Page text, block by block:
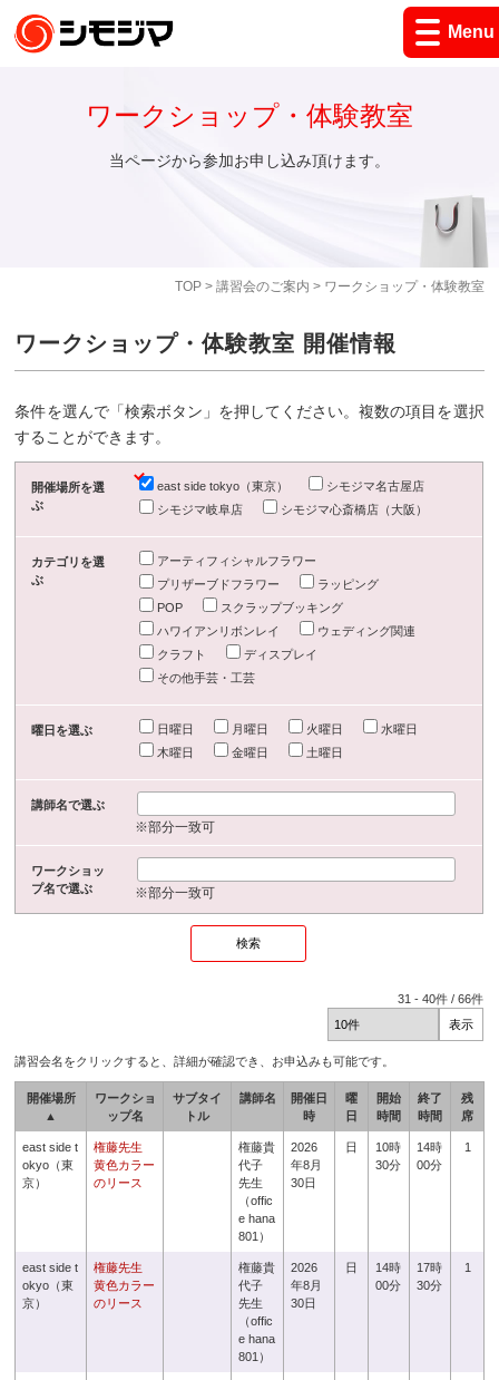
Menu
TOP> 講習会のご案内 > ワークショップ・体験教室
ワークショップ・体験教室
当ページから参加お申し込み頂けます。
ワークショップ・体験教室 開催情報
条件を選んで「検索ボタン」を押してください。複数の項目を選択
することができます。
開催場所を選
ぶ
east side tokyo（東京）
シモジマ名古屋店
シモジマ岐阜店
シモジマ心斎橋店（大阪）
カテゴリを選
ぶ
アーティフィシャルフラワー
プリザーブドフラワー
ラッピング
POP
スクラップブッキング
ハワイアンリボンレイ
ウェディング関連
クラフト
ディスプレイ
その他手芸・工芸
曜日を選ぶ 日曜日 月曜日 火曜日
水曜日
木曜日
金曜日 土曜日
講師名で選ぶ
※部分一致可
ワークショッ
プ名で選ぶ
※部分一致可
31 -40件 /66件
講習会名をクリックすると、詳細が確認でき、お申込みも可能です。
開催場所
▲
ワークショ
ップ名
サブタイ
トル
講師名
開催日
時
曜
日
開始
時間
終了
時間
残
席
east side t
okyo（東
京）
権藤先生
黄色カラー
のリース
権藤貴
代子
先生
（offic
e hana
801）
2026
年8月
30日
日
10時
30分
14時
00分
1
east side t
okyo（東
京）
権藤先生
黄色カラー
のリース
権藤貴
代子
先生
（offic
e hana
801）
2026
年8月
30日
日
14時
00分
17時
30分
1